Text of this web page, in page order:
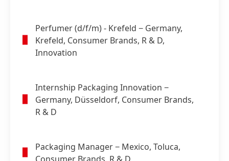
Perfumer(d/f/m) - Krefeld − Germany,
Krefeld, Consumer Brands, R & D,
Innovation
Internship Packaging Innovation −
Germany, Düsseldorf, Consumer Brands,
R & D
Packaging Manager− Mexico, Toluca,